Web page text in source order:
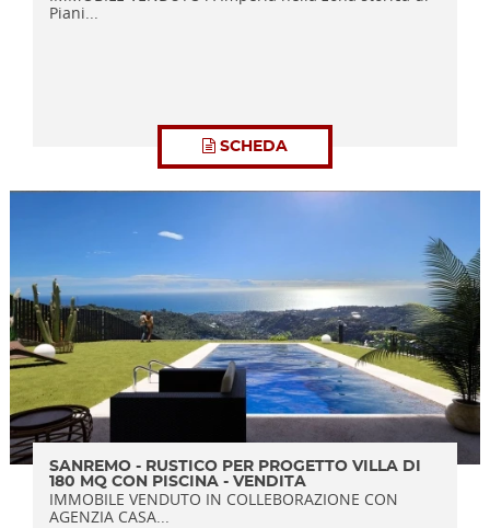
Piani...
SCHEDA
SANREMO - RUSTICO PER PROGETTO VILLA DI
180 MQ CON PISCINA - VENDITA
IMMOBILE VENDUTO IN COLLEBORAZIONE CON
AGENZIA CASA...